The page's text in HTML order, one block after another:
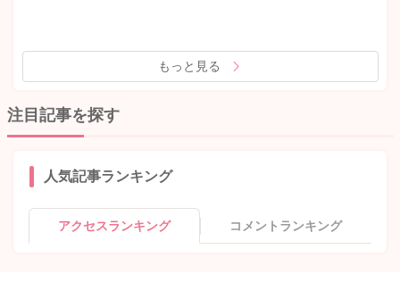
もっと見る
注目記事を探す
人気記事ランキング
アクセスランキング コメントランキング